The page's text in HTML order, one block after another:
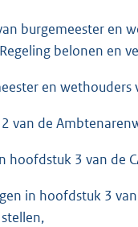
burgemeester en
belonen en
en
van de
hoofdstuk 3 van de
in hoofdstuk 3